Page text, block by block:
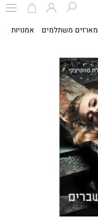
מארזים משתלמים אמנויות